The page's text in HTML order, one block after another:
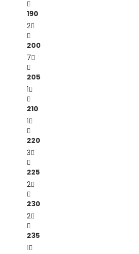
190
2
200
7
205
1
210
1
220
3
225
2
230
2
235
1